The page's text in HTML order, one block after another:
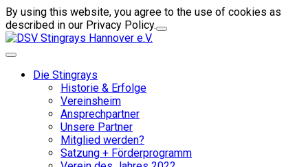
By using this website, you agree to the use of cookies as
described in our Privacy Policy.
Die Stingrays
Historie & Erfolge
Vereinsheim
Ansprechpartner
Unsere Partner
Mitglied werden?
Satzung + Förderprogramm